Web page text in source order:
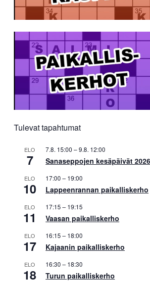
Tulevat tapahtumat
ELO
7
7.8. 15:00 –9.8. 12:00
Sanaseppojen kesäpäivät 2026
ELO
10
17:00 – 19:00
Lappeenrannan paikalliskerho
ELO
11
17:15 – 19:15
Vaasan paikalliskerho
ELO
17
16:15 – 18:00
Kajaanin paikalliskerho
ELO
18
16:30 – 18:30
Turun paikalliskerho